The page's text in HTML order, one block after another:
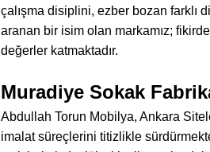
çalışma disiplini, ezber bozan farklı
aranan bir isim olan markamız;
değerler katmaktadır.
Muradiye Sokak
Abdullah Torun Mobilya, Ankara
imalat süreçlerini titizlikle